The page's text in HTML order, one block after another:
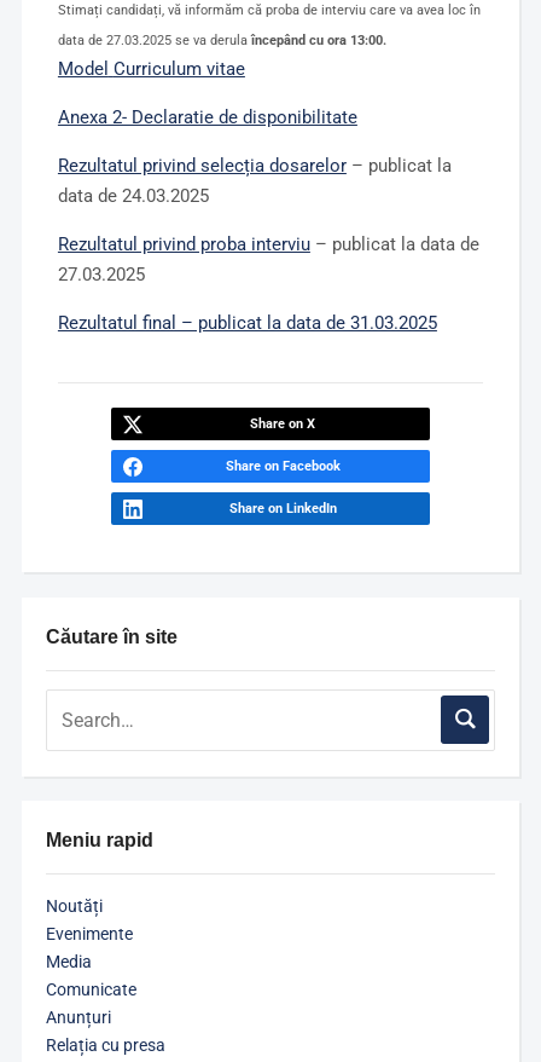
Căutare în site
Meniu rapid
Noutăți
Evenimente
Media
Comunicate
Anunțuri
Relația cu presa
Stimați candidați, vă informăm că proba de interviu care va avea loc în
data de 27.03.2025 se va derulaîncepând cu ora 13:00.
Model Curriculum vitae
Anexa 2- Declaratie de disponibilitate
Rezultatul privind selecția dosarelor– publicat la
data de 24.03.2025
Rezultatul privind proba interviu– publicat la data de
27.03.2025
Rezultatul final – publicat la data de 31.03.2025
Share on X
Share on Facebook
Share on LinkedIn